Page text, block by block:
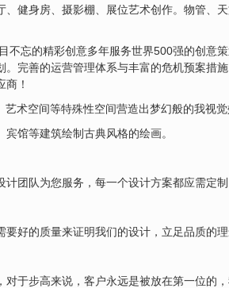
健身房、摄影棚、展位艺术创作。物管、
不忘的精彩创意多年服务世界500强的创意
完善的运营管理体系与丰富的危机预案措
！
术空间等特殊性空间营造出梦幻般的我视觉
馆等建筑绘制古典风格的绘画。
团队为您服务，每一个设计方案都应需定
好的质量来证明我们的设计，立足品质的理
于步高来说，客户永远是被放在第一位的